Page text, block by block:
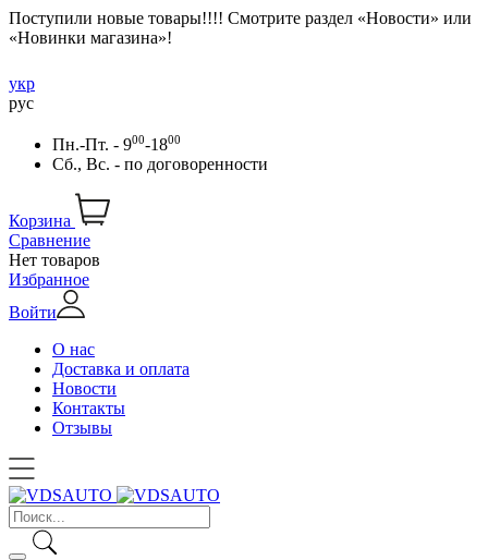
Поступили новые товары!!!! Смотрите раздел «Новости» или
«Новинки магазина»!
укр
рус
Пн.-Пт. - 900-1800
Сб., Вс. - по договоренности
Корзина
Сравнение
Нет товаров
Избранное
Войти
О нас
Доставка и оплата
Новости
Контакты
Отзывы